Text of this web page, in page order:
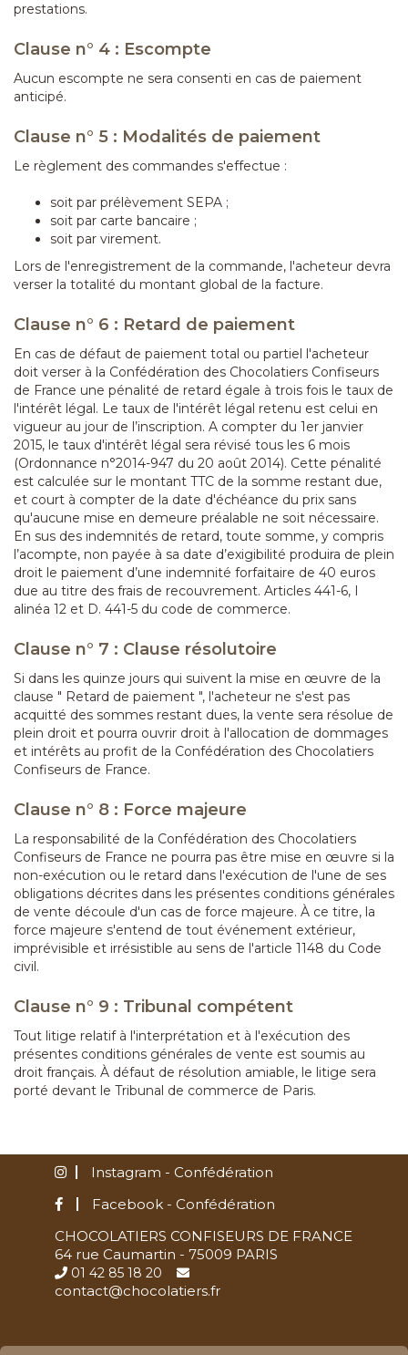
prestations.
Clause n° 4 : Escompte
Aucun escompte ne sera consenti en cas de paiement
anticipé.
Clause n° 5 : Modalités de paiement
Le règlement des commandes s'effectue :
soit par prélèvement SEPA ;
soit par carte bancaire ;
soit par virement.
Lors de l'enregistrement de la commande, l'acheteur devra
verser la totalité du montant global de la facture.
Clause n° 6 : Retard de paiement
En cas de défaut de paiement total ou partiel l'acheteur
doit verser à la Confédération des Chocolatiers Confiseurs
de France une pénalité de retard égale à trois fois le taux de
l'intérêt légal. Le taux de l'intérêt légal retenu est celui en
vigueur au jour de l’inscription. A compter du 1er janvier
2015, le taux d'intérêt légal sera révisé tous les 6 mois
(Ordonnance n°2014-947 du 20 août 2014). Cette pénalité
est calculée sur le montant TTC de la somme restant due,
et court à compter de la date d'échéance du prix sans
qu'aucune mise en demeure préalable ne soit nécessaire.
En sus des indemnités de retard, toute somme, y compris
l’acompte, non payée à sa date d’exigibilité produira de plein
droit le paiement d’une indemnité forfaitaire de 40 euros
due au titre des frais de recouvrement. Articles 441-6, I
alinéa 12 et D. 441-5 du code de commerce.
Clause n° 7 : Clause résolutoire
Si dans les quinze jours qui suivent la mise en œuvre de la
clause " Retard de paiement ", l'acheteur ne s'est pas
acquitté des sommes restant dues, la vente sera résolue de
plein droit et pourra ouvrir droit à l'allocation de dommages
et intérêts au profit de la Confédération des Chocolatiers
Confiseurs de France.
Clause n° 8 : Force majeure
La responsabilité de la Confédération des Chocolatiers
Confiseurs de France ne pourra pas être mise en œuvre si la
non-exécution ou le retard dans l'exécution de l'une de ses
obligations décrites dans les présentes conditions générales
de vente découle d'un cas de force majeure. À ce titre, la
force majeure s'entend de tout événement extérieur,
imprévisible et irrésistible au sens de l'article 1148 du Code
civil.
Clause n° 9 : Tribunal compétent
Tout litige relatif à l'interprétation et à l'exécution des
présentes conditions générales de vente est soumis au
droit français. À défaut de résolution amiable, le litige sera
porté devant le Tribunal de commerce de Paris.
Instagram - Confédération
Facebook - Confédération
CHOCOLATIERS CONFISEURS DE FRANCE
64 rue Caumartin - 75009 PARIS
01 42 85 18 20
contact@chocolatiers.fr